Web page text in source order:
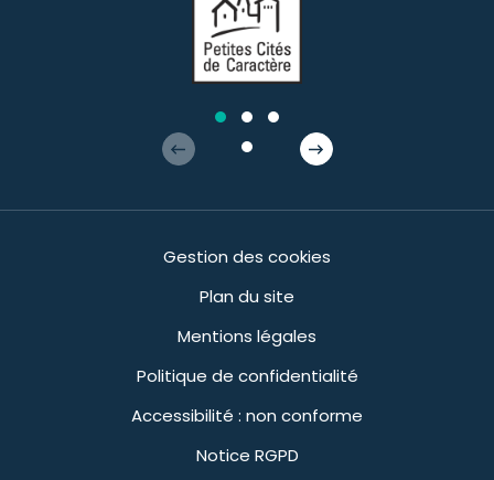
Gestion des cookies
Plan du site
Mentions légales
Politique de confidentialité
Accessibilité : non conforme
Notice RGPD